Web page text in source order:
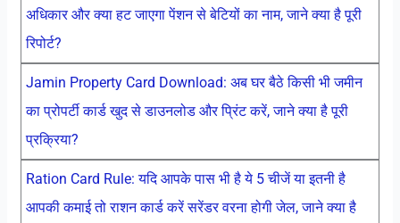
अधिकार और क्या हट जाएगा पेंशन से बेटियों का नाम, जाने क्या है पूरी
रिपोर्ट?
Jamin Property Card Download: अब घर बैठे किसी भी जमीन
का प्रोपर्टी कार्ड खुद से डाउनलोड और प्रिंट करें, जाने क्या है पूरी
प्रक्रिया?
Ration Card Rule: यदि आपके पास भी है ये 5 चीजें या इतनी है
आपकी कमाई तो राशन कार्ड करें सरेंडर वरना होगी जेल, जाने क्या है